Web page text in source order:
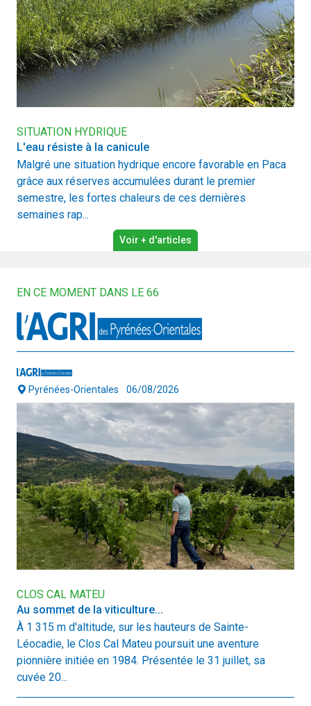
SITUATION HYDRIQUE
L'eau résiste à la canicule
Malgré une situation hydrique encore favorable en Paca
grâce aux réserves accumulées durant le premier
semestre, les fortes chaleurs de ces dernières
semaines rap...
Voir + d'articles
EN CE MOMENT DANS LE 66
Pyrénées-Orientales 06/08/2026
CLOS CAL MATEU
Au sommet de la viticulture...
À 1 315 m d'altitude, sur les hauteurs de Sainte-
Léocadie, le Clos Cal Mateu poursuit une aventure
pionnière initiée en 1984. Présentée le 31 juillet, sa
cuvée 20...